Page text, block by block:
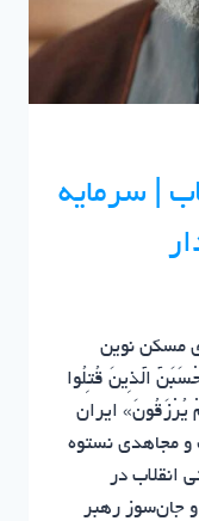
| سرمایه
مسکن نوین
الَّذِینَ قُتِلُوا
یُرْزَقُونَ» ایران
مجاهدی نستوه
در
جان‌سوز رهبر